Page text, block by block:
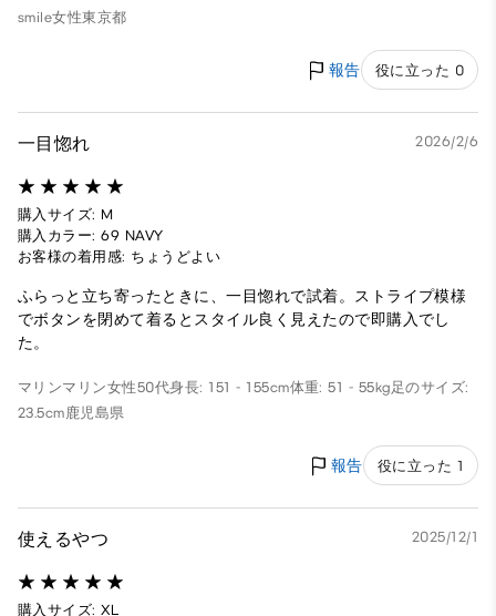
smile女性東京都
報告 役に立った 0
一目惚れ 2026/2/6
購入サイズ: M
購入カラー: 69 NAVY
お客様の着用感: ちょうどよい
ふらっと立ち寄ったときに、一目惚れで試着。ストライプ模様
でボタンを閉めて着るとスタイル良く見えたので即購入でし
た。
マリンマリン女性50代身長: 151 - 155cm体重: 51 - 55kg足のサイズ:
23.5cm鹿児島県
報告 役に立った 1
使えるやつ 2025/12/1
購入サイズ: XL